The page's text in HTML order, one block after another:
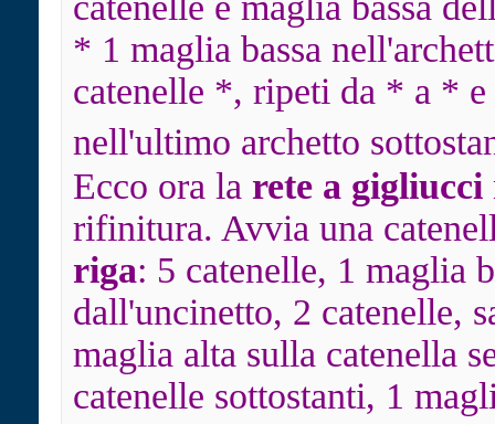
* 1 maglia bassa
catenelle *, ripeti da * a * e
nell'ultimo archetto
Ecco ora la rete a gigliucci
rifinitura. Avvia una
riga: 5 catenelle, 1 maglia
dall'uncinetto, 2 catenelle,
maglia alta sulla catenella
catenelle sottostanti, 1